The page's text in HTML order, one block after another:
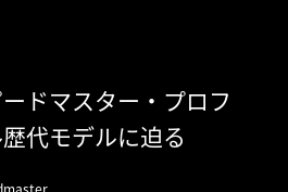
ドマスター・プロフ
代モデルに迫る